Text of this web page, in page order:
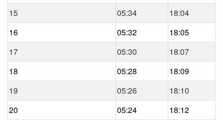
15
05:34
18:04
16
05:32
18:05
17
05:30
18:07
18
05:28
18:09
19
05:26
18:10
20
05:24
18:12